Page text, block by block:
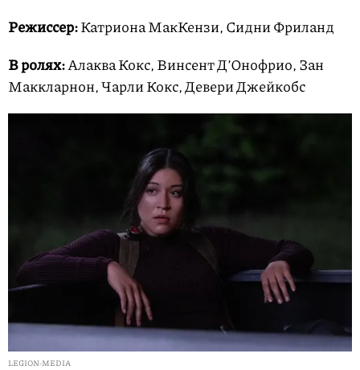
Режиссер:Катриона МакКензи, Сидни Фриланд
В ролях:Алаква Кокс, Винсент Д’Онофрио, Зан
Маккларнон, Чарли Кокс, Девери Джейкобс
LEGION-MEDIA